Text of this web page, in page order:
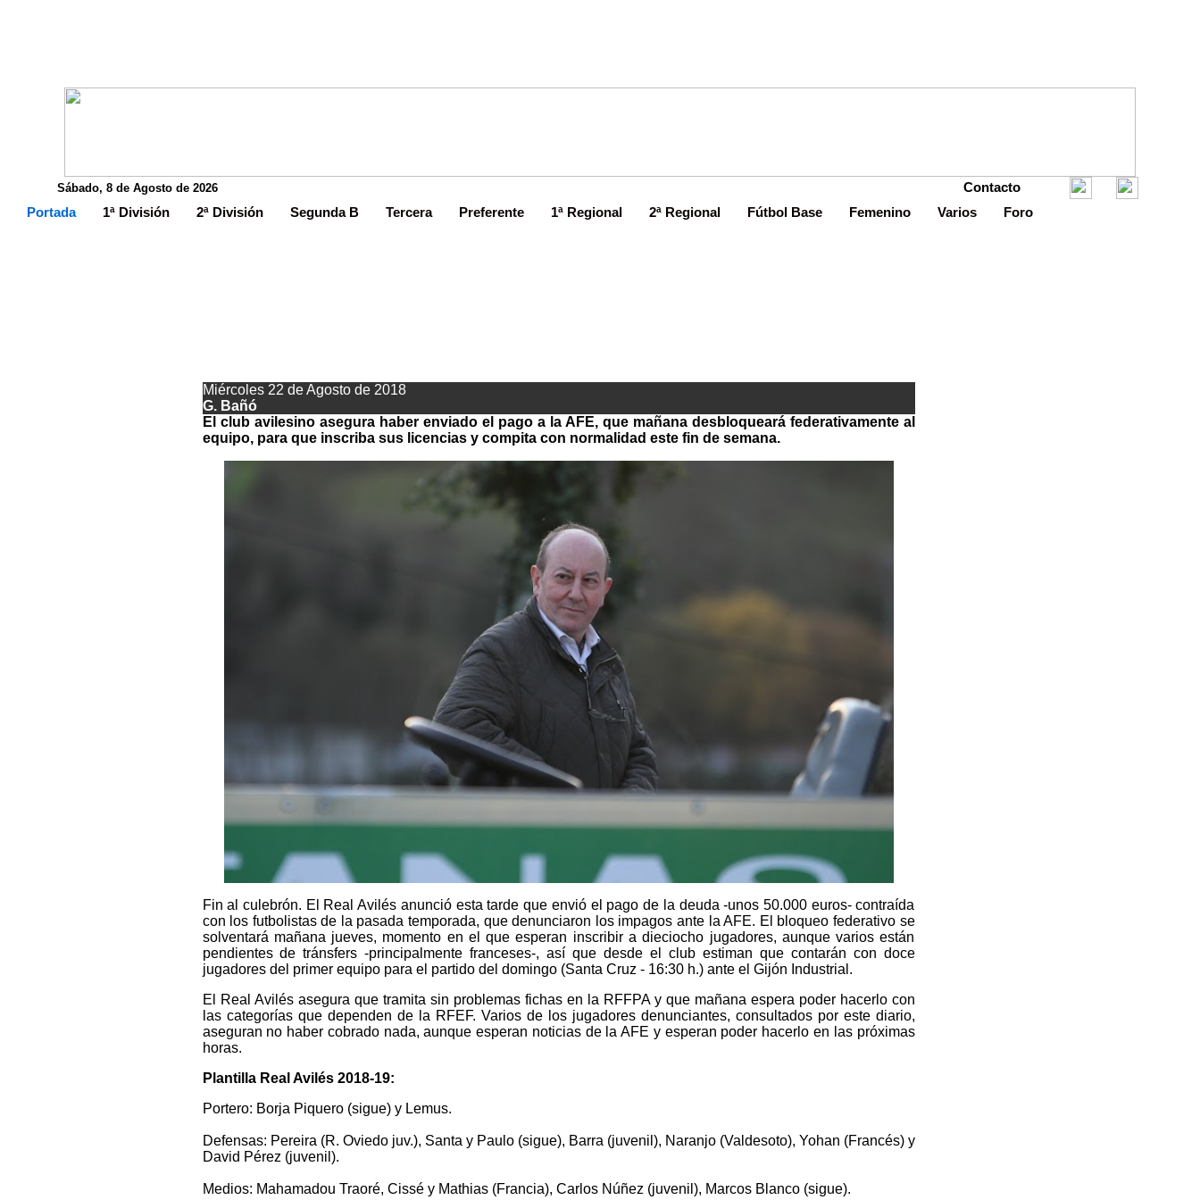
Sábado, 8 de Agosto de 2026 Contacto
Portada 1ª División 2ª División Segunda B Tercera Preferente 1ª Regional 2ª Regional Fútbol Base Femenino Varios Foro
Miércoles 22 de Agosto de 2018
G. Bañó
El club avilesino asegura haber enviado el pago a la AFE, que mañana desbloqueará federativamente al
equipo, para que inscriba sus licencias y compita con normalidad este fin de semana.
Fin al culebrón. El Real Avilés anunció esta tarde que envió el pago de la deuda -unos 50.000 euros- contraída
con los futbolistas de la pasada temporada, que denunciaron los impagos ante la AFE. El bloqueo federativo se
solventará mañana jueves, momento en el que esperan inscribir a dieciocho jugadores, aunque varios están
pendientes de tránsfers -principalmente franceses-, así que desde el club estiman que contarán con doce
jugadores del primer equipo para el partido del domingo (Santa Cruz - 16:30 h.) ante el Gijón Industrial.
El Real Avilés asegura que tramita sin problemas fichas en la RFFPA y que mañana espera poder hacerlo con
las categorías que dependen de la RFEF. Varios de los jugadores denunciantes, consultados por este diario,
aseguran no haber cobrado nada, aunque esperan noticias de la AFE y esperan poder hacerlo en las próximas
horas.
Plantilla Real Avilés 2018-19:
Portero: Borja Piquero (sigue) y Lemus.
Defensas: Pereira (R. Oviedo juv.), Santa y Paulo (sigue), Barra (juvenil), Naranjo (Valdesoto), Yohan (Francés) y
David Pérez (juvenil).
Medios: Mahamadou Traoré, Cissé y Mathias (Francia), Carlos Núñez (juvenil), Marcos Blanco (sigue).